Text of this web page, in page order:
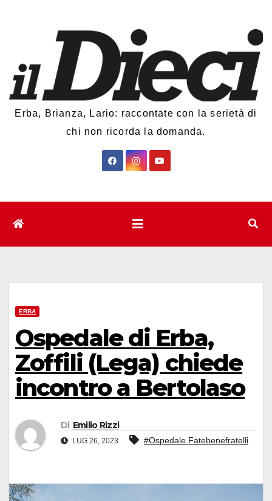
Erba, Brianza, Lario: raccontate con la serietà di
chi non ricorda la domanda.
ERBA
Ospedale di Erba,
Zoffili (Lega) chiede
incontro a Bertolaso
Di Emilio Rizzi
LUG 26, 2023 #Ospedale Fatebenefratelli